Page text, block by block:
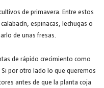
de primavera. Entre estos
espinacas, lechugas o
de unas fresas.
de rápido crecimiento como
por otro lado lo que queremos
antes de que la planta coja